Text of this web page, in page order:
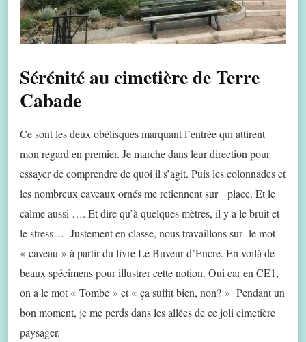
Sérénité au cimetière de Terre
Cabade
Ce sont les deux obélisques marquant l’entrée qui attirent
mon regard en premier. Je marche dans leur direction pour
essayer de comprendre de quoi il s’agit. Puis les colonnades et
les nombreux caveaux ornés me retiennent sur place. Et le
calme aussi …. Et dire qu’à quelques mètres, il y a le bruit et
le stress… Justement en classe, nous travaillons sur le mot
« caveau » à partir du livre Le Buveur d’Encre. En voilà de
beaux spécimens pour illustrer cette notion. Oui car en CE1,
on a le mot « Tombe » et « ça suffit bien, non? » Pendant un
bon moment, je me perds dans les allées de ce joli cimetière
paysager.